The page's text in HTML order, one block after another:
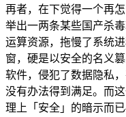
再者，在下觉得一个再
举出一两条某些国产杀
运算资源，拖慢了系统
窗，硬是以安全的名义
软件，侵犯了数据隐私
没有办法得到满足。而
理上「安全」的暗示而